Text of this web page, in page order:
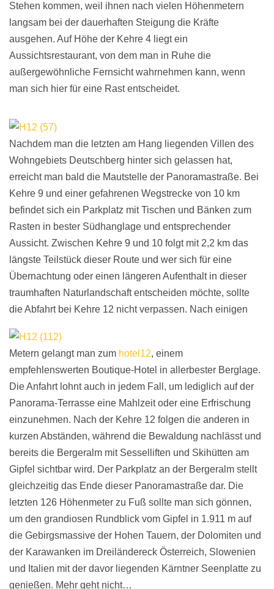
Stehen kommen, weil ihnen nach vielen Höhenmetern
langsam bei der dauerhaften Steigung die Kräfte
ausgehen. Auf Höhe der Kehre 4 liegt ein
Aussichtsrestaurant, von dem man in Ruhe die
außergewöhnliche Fernsicht wahrnehmen kann, wenn
man sich hier für eine Rast entscheidet.
Nachdem man die letzten am Hang liegenden Villen des
Wohngebiets Deutschberg hinter sich gelassen hat,
erreicht man bald die Mautstelle der Panoramastraße. Bei
Kehre 9 und einer gefahrenen Wegstrecke von 10 km
befindet sich ein Parkplatz mit Tischen und Bänken zum
Rasten in bester Südhanglage und entsprechender
Aussicht. Zwischen Kehre 9 und 10 folgt mit 2,2 km das
längste Teilstück dieser Route und wer sich für eine
Übernachtung oder einen längeren Aufenthalt in dieser
traumhaften Naturlandschaft entscheiden möchte, sollte
die Abfahrt bei Kehre 12 nicht verpassen. Nach einigen
Metern gelangt man zum hotel12, einem
empfehlenswerten Boutique-Hotel in allerbester Berglage.
Die Anfahrt lohnt auch in jedem Fall, um lediglich auf der
Panorama-Terrasse eine Mahlzeit oder eine Erfrischung
einzunehmen. Nach der Kehre 12 folgen die anderen in
kurzen Abständen, während die Bewaldung nachlässt und
bereits die Bergeralm mit Sesselliften und Skihütten am
Gipfel sichtbar wird. Der Parkplatz an der Bergeralm stellt
gleichzeitig das Ende dieser Panoramastraße dar. Die
letzten 126 Höhenmeter zu Fuß sollte man sich gönnen,
um den grandiosen Rundblick vom Gipfel in 1.911 m auf
die Gebirgsmassive der Hohen Tauern, der Dolomiten und
der Karawanken im Dreiländereck Österreich, Slowenien
und Italien mit der davor liegenden Kärntner Seenplatte zu
genießen. Mehr geht nicht…